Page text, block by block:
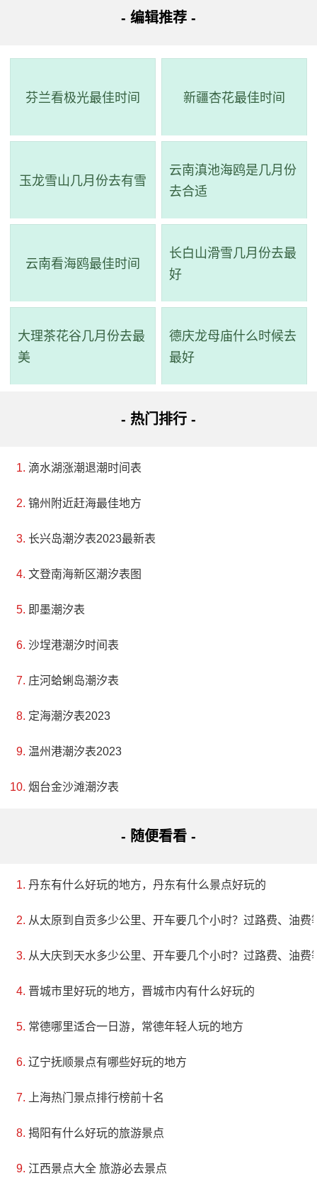
- 编辑推荐 -
芬兰看极光最佳时间 新疆杏花最佳时间
玉龙雪山几月份去有雪
云南滇池海鸥是几月份
去合适
云南看海鸥最佳时间
长白山滑雪几月份去最
好
大理茶花谷几月份去最
美
德庆龙母庙什么时候去
最好
- 热门排行 -
滴水湖涨潮退潮时间表
锦州附近赶海最佳地方
长兴岛潮汐表2023最新表
文登南海新区潮汐表图
即墨潮汐表
沙埕港潮汐时间表
庄河蛤蜊岛潮汐表
定海潮汐表2023
温州港潮汐表2023
烟台金沙滩潮汐表
- 随便看看 -
丹东有什么好玩的地方，丹东有什么景点好玩的
从太原到自贡多少公里、开车要几个小时？过路费、油费
从大庆到天水多少公里、开车要几个小时？过路费、油费
晋城市里好玩的地方，晋城市内有什么好玩的
常德哪里适合一日游，常德年轻人玩的地方
辽宁抚顺景点有哪些好玩的地方
上海热门景点排行榜前十名
揭阳有什么好玩的旅游景点
江西景点大全 旅游必去景点